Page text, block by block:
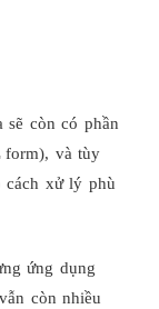
sẽ còn có phần
form), và tùy
cách xử lý phù
ứng dụng
còn nhiều